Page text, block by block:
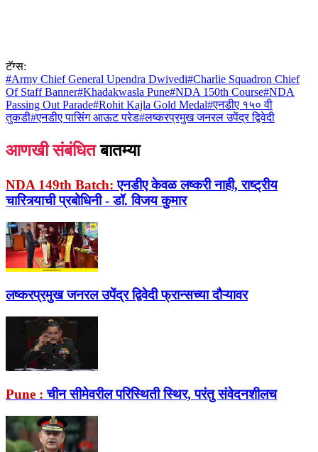
टॅग्स:
#Army Chief General Upendra Dwivedi#Charlie Squadron Chief
Of Staff Banner#Khadakwasla Pune#NDA 150th Course#NDA
Passing Out Parade#Rohit Kajla Gold Medal#एनडीए १५० वी
तुकडी#एनडीए पासिंग आऊट परेड#लष्करप्रमुख जनरल उपेंद्र द्विवेदी
आणखी संबंधित बातम्या
NDA 149th Batch: एनडीए केवळ लष्करी नाही, राष्ट्रीय
चारित्र्याची प्रबोधिनी - डॉ. विजय कुमार
लष्करप्रमुख जनरल उपेंद्र द्विवेदी फ्रान्सच्या दौऱ्यावर
Pune : चीन सीमेवरील परिस्थिती स्थिर, परंतु संवेदनशीलच